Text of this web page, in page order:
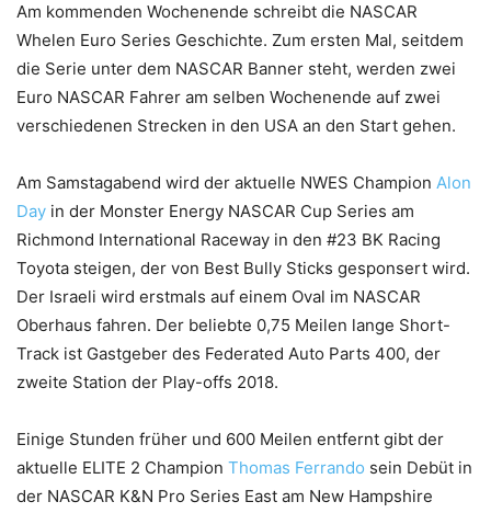
Am kommenden Wochenende schreibt die NASCAR
Whelen Euro Series Geschichte. Zum ersten Mal, seitdem
die Serie unter dem NASCAR Banner steht, werden zwei
Euro NASCAR Fahrer am selben Wochenende auf zwei
verschiedenen Strecken in den USA an den Start gehen.
Am Samstagabend wird der aktuelle NWES Champion Alon
Day in der Monster Energy NASCAR Cup Series am
Richmond International Raceway in den #23 BK Racing
Toyota steigen, der von Best Bully Sticks gesponsert wird.
Der Israeli wird erstmals auf einem Oval im NASCAR
Oberhaus fahren. Der beliebte 0,75 Meilen lange Short-
Track ist Gastgeber des Federated Auto Parts 400, der
zweite Station der Play-offs 2018.
Einige Stunden früher und 600 Meilen entfernt gibt der
aktuelle ELITE 2 Champion Thomas Ferrando sein Debüt in
der NASCAR K&N Pro Series East am New Hampshire